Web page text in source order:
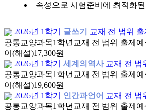
속성으로 시험준비에 최적화
2026년 1학기 글쓰기
교재 전 범위
공통교양과목1학년 교재 전 범위 출제
이(해설)17,300원
2026년 1학기
세계의역사 교재 전 범
공통교양과목1학년 교재 전 범위 출제
이(해설)19,600원
2026년 1학기
인간과언어 교재 전 범
공통교양과목1학년 교재 전 범위 출제